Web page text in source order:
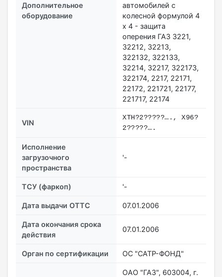
Дополнительное
оборудование
автомобилей с
колесной формулой 4
х 4 - защита
оперения ГАЗ 3221,
32212, 32213,
322132, 322133,
32214, 32217, 322173,
322174, 2217, 22171,
22172, 221721, 22177,
221717, 22174
VIN
XTH?2?????…., X96?
2?????….
Исполнение
загрузочного
пространства
'-
ТСУ (фаркоп) '-
Дата выдачи ОТТС 07.01.2006
Дата окончания срока
действия
07.01.2006
Орган по сертификации ОС "САТР-ФОНД"
ОАО "ГАЗ", 603004, г.